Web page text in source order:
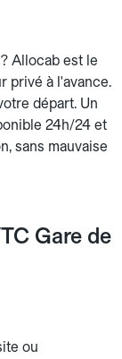
Allocab est le
privé à l'avance.
départ. Un
24h/24 et
sans mauvaise
Gare de
ou